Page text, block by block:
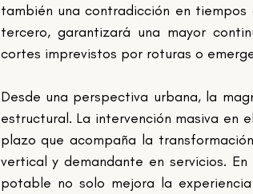
también una contradicción en
tercero, garantizará una mayor
cortes imprevistos por roturas o
Desde una perspectiva urbana, la
estructural. La intervención masiva en
plazo que acompaña la
vertical y demandante en servicios.
potable no solo mejora la